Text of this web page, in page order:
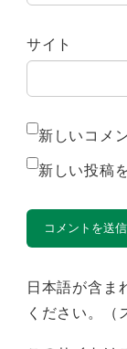
サイト
新しいコメ
新しい投稿
日本語が含ま
ください。（